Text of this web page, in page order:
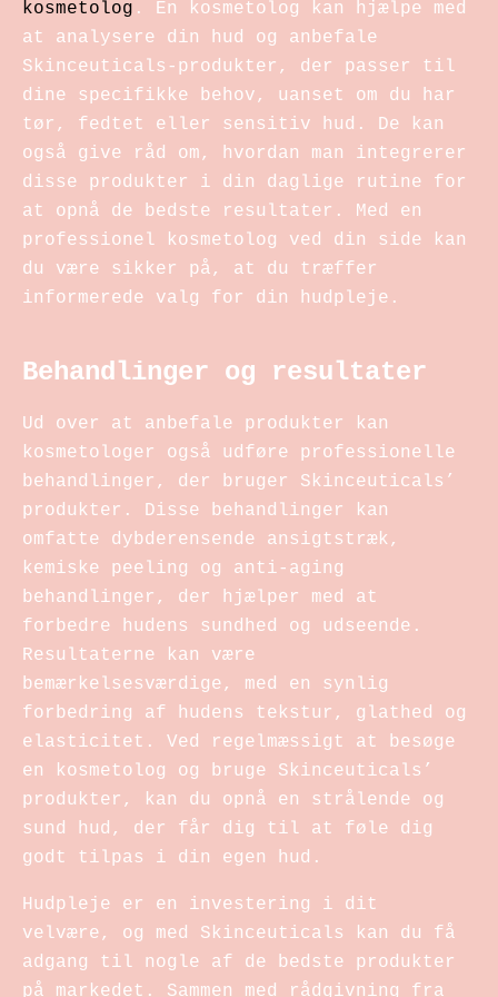
kosmetolog . En kosmetolog kan hjælpe med
at analysere din hud og anbefale
Skinceuticals-produkter, der passer til
dine specifikke behov, uanset om du har
tør, fedtet eller sensitiv hud. De kan
også give råd om, hvordan man integrerer
disse produkter i din daglige rutine for
at opnå de bedste resultater. Med en
professionel kosmetolog ved din side kan
du være sikker på, at du træffer
informerede valg for din hudpleje.
Behandlinger og resultater
Ud over at anbefale produkter kan
kosmetologer også udføre professionelle
behandlinger, der bruger Skinceuticals’
produkter. Disse behandlinger kan
omfatte dybderensende ansigtstræk,
kemiske peeling og anti-aging
behandlinger, der hjælper med at
forbedre hudens sundhed og udseende.
Resultaterne kan være
bemærkelsesværdige, med en synlig
forbedring af hudens tekstur, glathed og
elasticitet. Ved regelmæssigt at besøge
en kosmetolog og bruge Skinceuticals’
produkter, kan du opnå en strålende og
sund hud, der får dig til at føle dig
godt tilpas i din egen hud.
Hudpleje er en investering i dit
velvære, og med Skinceuticals kan du få
adgang til nogle af de bedste produkter
på markedet. Sammen med rådgivning fra